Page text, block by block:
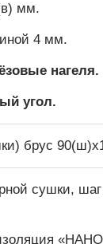
мм.
4 мм.
нагеля.
угол.
брус
сушки, шаг